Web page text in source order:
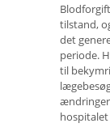
tilstand,
det
periode.
til